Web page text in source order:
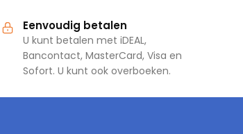
Eenvoudig betalen
U kunt betalen met iDEAL,
Bancontact, MasterCard, Visa en
Sofort. U kunt ook overboeken.